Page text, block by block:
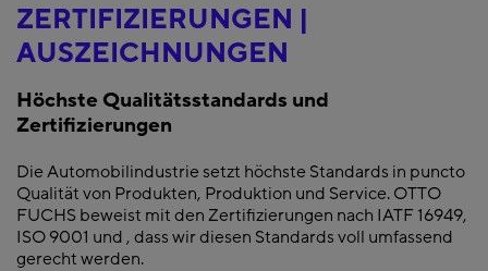
ZERTIFIZIERUNGEN |
AUSZEICHNUNGEN
Höchste Qualitätsstandards und
Zertifizierungen
Die Automobilindustrie setzt höchste Standards in puncto
Qualität von Produkten, Produktion und Service. OTTO
FUCHS beweist mit den Zertifizierungen nach IATF 16949,
ISO 9001 und , dass wir diesen Standards voll umfassend
gerecht werden.